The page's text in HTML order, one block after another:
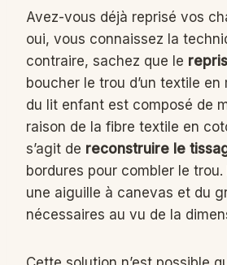
Avez-vous déjà reprisé vos
oui, vous connaissez la
contraire, sachez que le
boucher le trou d’un textile en
du lit enfant est composé de
raison de la fibre textile en
s’agit de reconstruire le
bordures pour combler le
une aiguille à canevas et du
nécessaires au vu de la